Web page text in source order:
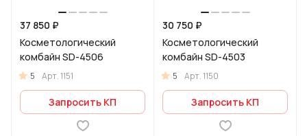
37 850 ₽
Косметологический
комбайн SD-4506
5 Арт.1151
Запросить КП
30 750 ₽
Косметологический
комбайн SD-4503
5 Арт.1150
Запросить КП